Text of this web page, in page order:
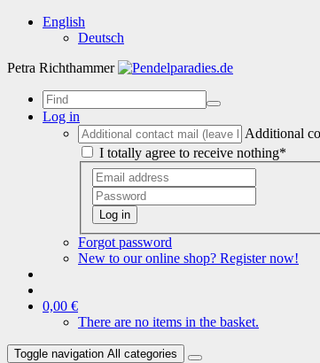
English
Deutsch
Petra Richthammer
Log in
Additional
I totally agree to receive nothing*
Log in
Forgot password
New to our online shop? Register now!
0,00 €
There are no items in the basket.
Toggle navigation All categories